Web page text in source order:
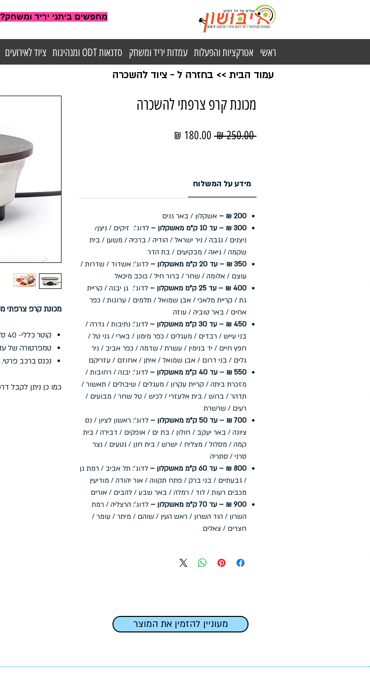
מחפשים ביתני יריד
עמוד הבית >> בחזרה ל - ציוד להשכרה
מכונת קרפ צרפתי
קוטר כללי- 40 ס”מ , גובה- 14.5 ס”מ
טמפרטורה של עד כ- 250
נכנס ברכב פרטי.
כמו כן ניתן לקבל
מכונת קרפ צרפתי להשכרה
‏250.00 ‏₪
מחיר
מידע על המשלוח
200 ₪ –
אשקלון / באר גנים
300 ₪ – עד 10 ק"מ מאשקלון –
לדוג': זיקים / ניצן/
ניצנים / נגבה / ניר ישראל / הודיה / ברכיה / משען / בית
שקמה / גיאה / מבקיעים / בת הדר
350 ₪ – עד 20 ק"מ מאשקלון –
לדוג': אשדוד / שדרות /
עוצם / אלומה / שחר / ברור חיל / כוכב מיכאל
400 ₪ – עד 25 ק"מ מאשקלון –
לדוג': גן יבנה / קריית
גת / קריית מלאכי / אבן שמואל / תלמים / ערוגות / כפר
אחים / באר טוביה / עוזה
450 ₪ – עד 30 ק"מ מאשקלון –
לדוג': נתיבות / גדרה /
בני עייש / רבדים / מעגלים / כפר מימון / בארי / גני טל /
חפץ חיים / יד בנימין / עשרת / שדמה / כפר אביב / ניר
גלים / בני דרום / אבן שמואל / איתן / אחוזם / עזריקם
550 ₪ – עד 40 ק"מ מאשקלון –
לדוג': יבנה / רחובות /
מזכרת ביתה / קריית עקרון / מעגלים / שיבולים / תאשור /
תדהר / ברוש / בית אלעזרי / לכיש / טל שחר / מבועים /
רעים / שרשרת
700 ₪ – עד 50 ק"מ מאשקלון –
לדוג': ראשון לציון / נס
ציונה / באר יעקב / חולון / בת ים / אופקים / דבירה / בית
קמה / מסלול / מצליח / ישרש / בית חנן / נטעים / נצר
סרני / סתריה
800 ₪ – עד 60 ק"מ מאשקלון –
לדוג': תל אביב / רמת גן
/ גבעתיים / בני ברק / פתח תקווה / אור יהודה / מודיעין
מכבים רעות / לוד / רמלה / באר שבע / להבים / אורים
900 ₪ – עד 70 ק"מ מאשקלון –
לדוג': הרצליה / רמת
השרון / הוד השרון / ראש העין / שוהם / מיתר / עומר /
חצרים / צאלים
מעוניין להזמין את המוצר
ראשי אטרקציות והפעלות עמדות יריד ומשחק סדנאות ODT ומנהיגות ציוד לאירועים